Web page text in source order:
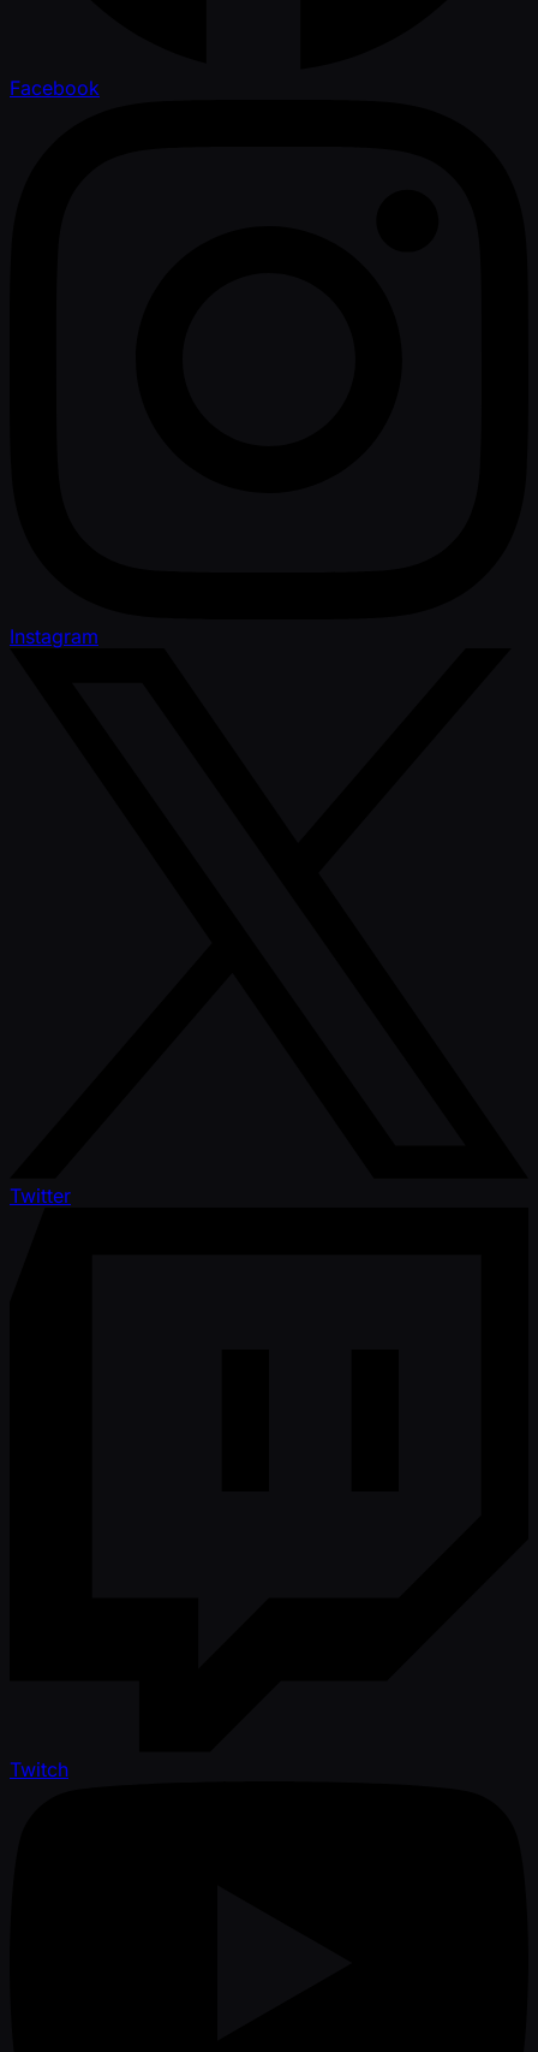
Facebook
Instagram
Twitter
Twitch